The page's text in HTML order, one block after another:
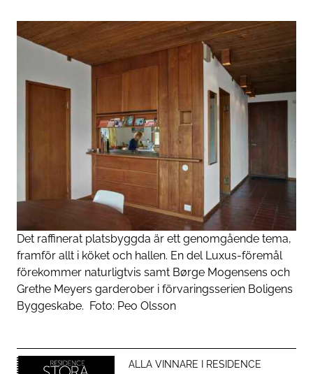
Det raffinerat platsbyggda är ett genomgående tema,
framför allt i köket och hallen. En del Luxus-föremål
förekommer naturligtvis samt Børge Mogensens och
Grethe Meyers garderober i förvaringsserien Boligens
Byggeskabe. Foto: Peo Olsson
ALLA VINNARE I RESIDENCE